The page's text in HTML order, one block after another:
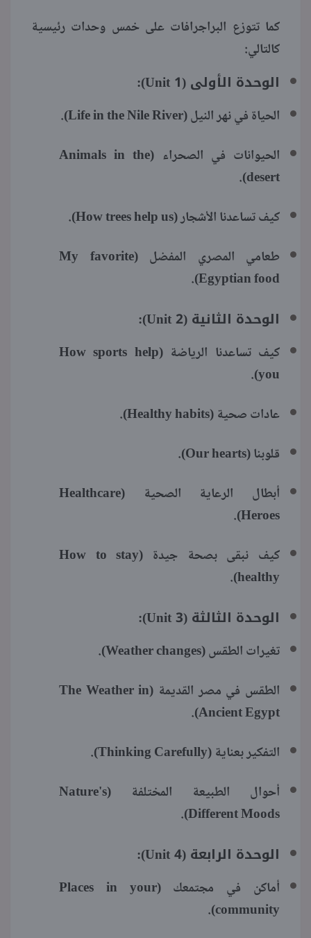
كما تتوزع البراجرافات على خمس وحدات رئيسية
كالتالي:
الوحدة الأولى (Unit 1):
الحياة في نهر النيل (Life in the Nile River).
الحيوانات في الصحراء (Animals in the
desert).
كيف تساعدنا الأشجار (How trees help us).
طعامي المصري المفضل (My favorite
Egyptian food).
الوحدة الثانية (Unit 2):
كيف تساعدنا الرياضة (How sports help
you).
عادات صحية (Healthy habits).
قلوبنا (Our hearts).
أبطال الرعاية الصحية (Healthcare
Heroes).
كيف نبقى بصحة جيدة (How to stay
healthy).
الوحدة الثالثة (Unit 3):
تغيرات الطقس (Weather changes).
الطقس في مصر القديمة (The Weather in
Ancient Egypt).
التفكير بعناية (Thinking Carefully).
أحوال الطبيعة المختلفة (Nature's
Different Moods).
الوحدة الرابعة (Unit 4):
أماكن في مجتمعك (Places in your
community).